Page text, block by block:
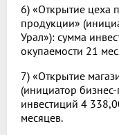
6) «Открытие цеха
продукции»
Урал»): сумма
окупаемости 21
7) «Открытие
(инициатор
инвестиций 4
месяцев.